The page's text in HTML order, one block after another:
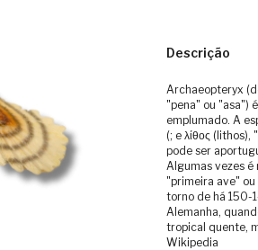
Descrição
Archaeopteryx
"pena" ou "asa")
emplumado. A
(; e λίθος
pode ser
Algumas vezes
"primeira ave"
torno de há 150-
Alemanha,
tropical quente,
Wikipedia